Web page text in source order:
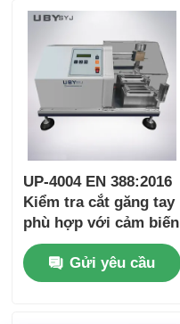
thí nghiệm
UP-4004 EN 388:2016
Kiểm tra cắt găng tay
phù hợp với cảm biến
áp suất và tải độ điều
chỉnh 5N ~ 50N
Gửi yêu cầu